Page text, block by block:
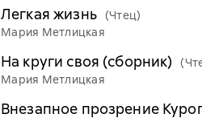
Легкая жизнь (Чтец)
Мария Метлицкая
На круги своя (сборник)
Мария Метлицкая
Внезапное прозрение